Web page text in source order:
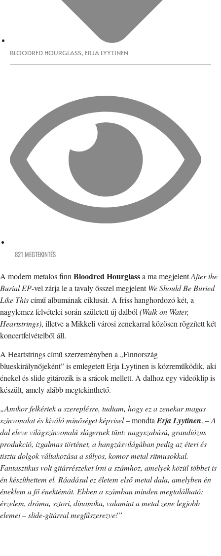
BLOODRED HOURGLASS, ERJA LYYTINEN
821 MEGTEKINTÉS
A modern metalos finn Bloodred Hourglassa ma megjelentAfter the
Burial EP-vel zárja le a tavaly ősszel megjelentWe Should Be Buried
Like Thiscímű albumának ciklusát. A friss hanghordozó két, a
nagylemez felvételei során született új dalból (Walk on Water,
Heartstrings), illetve a Mikkeli városi zenekarral közösen rögzített két
koncertfelvételből áll.
A Heartstrings című szerzeményben a „Finnország
blueskirálynőjeként” is emlegetett Erja Lyytinen is közreműködik, aki
énekel és slide gitározik is a srácok mellett. A dalhoz egy videóklip is
készült, amely alább megtekinthető.
„Amikor felkértek a szereplésre, tudtam, hogy ez a zenekar magas
színvonalat és kiváló minőséget képvisel– mondta Erja Lyytinen. –A
dal eleve világszínvonalú slágernek tűnt: nagyszabású, grandiózus
produkció, izgalmas történet, a hangzásvilágában pedig az éteri és
tiszta dolgok váltakozása a súlyos, komor metal ritmusokkal.
Fantasztikus volt gitárrészeket írni a számhoz, amelyek közül többet is
én készíthettem el. Ráadásul ez életem első metal dala, amelyben én
éneklem a fő énektémát. Ebben a számban minden megtalálható:
érzelem, dráma, sztori, dinamika, valamint a metal zene legjobb
elemei – slide-gitárral megfűszerezve!”